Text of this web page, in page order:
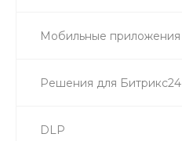
Мобильные приложения
Решения для Битрикс24
DLP